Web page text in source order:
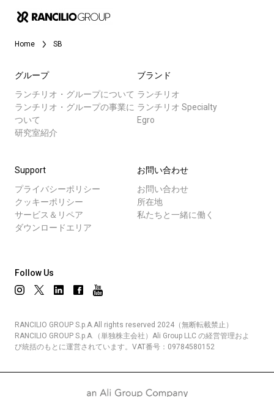
Home SB
グループ
ランチリオ・グループについて
ランチリオ・グループの事業に
ついて
研究室紹介
ブランド
ランチリオ
ランチリオ Specialty
Egro
Support
プライバシーポリシー
クッキーポリシー
サービス＆リペア
ダウンロードエリア
お問い合わせ
お問い合わせ
所在地
私たちと一緒に働く
Follow Us
RANCILIO GROUP S.p.A.All rights reserved 2024（無断転載禁止）
RANCILIO GROUP S.p.A.（単独株主会社）Ali Group LLC の経営管理およ
び統括のもとに運営されています。VAT番号：09784580152